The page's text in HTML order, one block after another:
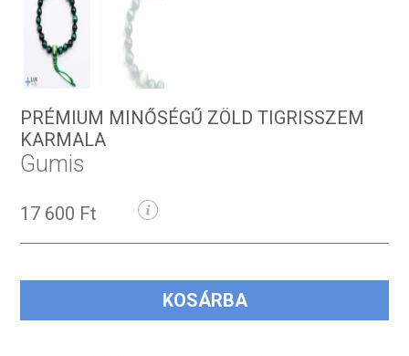
PRÉMIUM MINŐSÉGŰ ZÖLD TIGRISSZEM
KARMALA
Gumis
17 600 Ft
KOSÁRBA